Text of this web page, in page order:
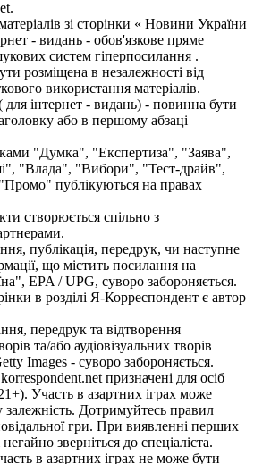
зі сторінки « Новини України
- видань - обов'язкове пряме
систем гіперпосилання .
розміщена в незалежності від
використання матеріалів.
для інтернет - видань) - повинна бути
або в першому абзаці
"Думка", "Експертиза", "Заява",
"Влада", "Вибори", "Тест-драйв",
публікуються на правах
створюється спільно з
публікація, передрук, чи наступне
що містить посилання на
EPA / UPG, суворо забороняється.
в розділі Я-Корреспондент є автор
передрук та відтворення
та/або аудіовізуальних творів
Images - суворо забороняється.
призначені для осіб
Участь в азартних іграх може
залежність. Дотримуйтесь правил
гри. При виявленні перших
зверніться до спеціаліста.
в азартних іграх не може бути